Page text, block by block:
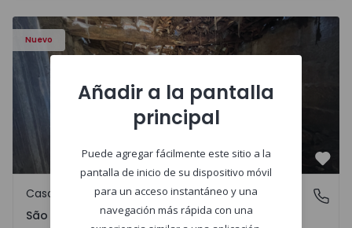
Nuevo
Casa Vila Real, São Tomé do Castelo e Justes - 1575189 - 1
São Tomé do Castelo e Justes, Vila Real
Casa de Campo
São Tomé do Castelo e Justes, Vila Real
Añadir a la pantalla
principal
Puede agregar fácilmente este sitio a la
pantalla de inicio de su dispositivo móvil
para un acceso instantáneo y una
navegación más rápida con una